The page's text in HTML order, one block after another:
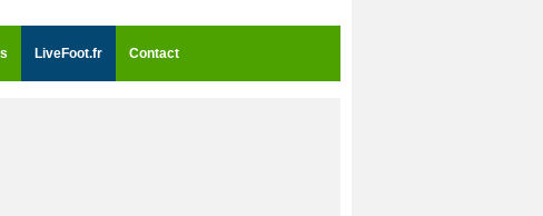
LiveFoot.fr Contact